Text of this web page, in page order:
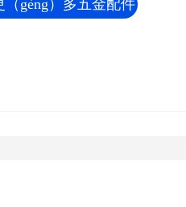
gèng）多五金配件